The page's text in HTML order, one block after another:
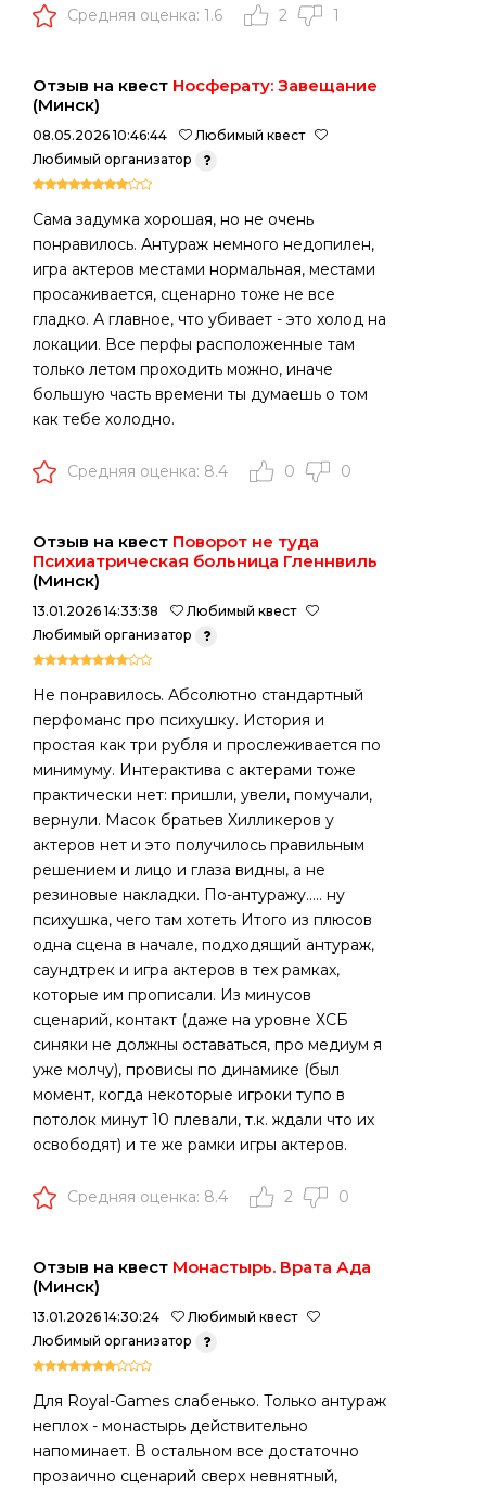
Средняя оценка: 1.6 2 1
Отзыв на квест Носферату: Завещание
(Минск)
08.05.2026 10:46:44
Любимый квест
Любимый организатор
Сама задумка хорошая, но не очень
понравилось. Антураж немного недопилен,
игра актеров местами нормальная, местами
просаживается, сценарно тоже не все
гладко. А главное, что убивает - это холод на
локации. Все перфы расположенные там
только летом проходить можно, иначе
большую часть времени ты думаешь о том
как тебе холодно.
Средняя оценка: 8.4 0 0
Отзыв на квест Поворот не туда
Психиатрическая больница Гленнвиль
(Минск)
13.01.2026 14:33:38
Любимый квест
Любимый организатор
Не понравилось. Абсолютно стандартный
перфоманс про психушку. История и
простая как три рубля и прослеживается по
минимуму. Интерактива с актерами тоже
практически нет: пришли, увели, помучали,
вернули. Масок братьев Хилликеров у
актеров нет и это получилось правильным
решением и лицо и глаза видны, а не
резиновые накладки. По-антуражу..... ну
психушка, чего там хотеть Итого из плюсов
одна сцена в начале, подходящий антураж,
саундтрек и игра актеров в тех рамках,
которые им прописали. Из минусов
сценарий, контакт (даже на уровне ХСБ
синяки не должны оставаться, про медиум я
уже молчу), провисы по динамике (был
момент, когда некоторые игроки тупо в
потолок минут 10 плевали, т.к. ждали что их
освободят) и те же рамки игры актеров.
Средняя оценка: 8.4 2 0
Отзыв на квест Монастырь. Врата Ада
(Минск)
13.01.2026 14:30:24
Любимый квест
Любимый организатор
Для Royal-Games слабенько. Только антураж
неплох - монастырь действительно
напоминает. В остальном все достаточно
прозаично сценарий сверх невнятный,